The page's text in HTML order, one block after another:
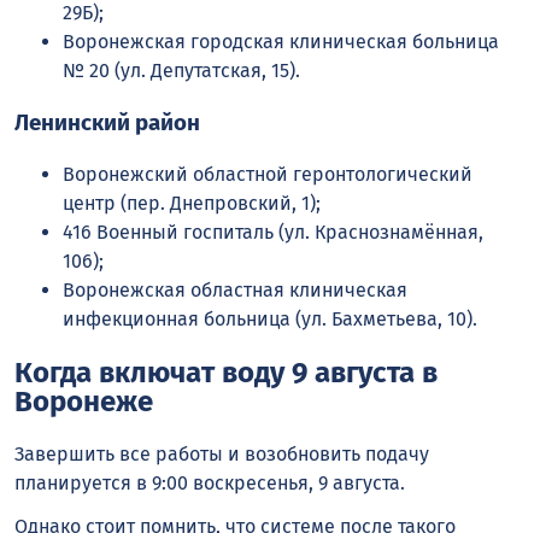
29Б);
Воронежская городская клиническая больница
№ 20 (ул. Депутатская, 15).
Ленинский район
Воронежский областной геронтологический
центр (пер. Днепровский, 1);
416 Военный госпиталь (ул. Краснознамённая,
106);
Воронежская областная клиническая
инфекционная больница (ул. Бахметьева, 10).
Когда включат воду 9 августа в
Воронеже
Завершить все работы и возобновить подачу
планируется в 9:00 воскресенья, 9 августа.
Однако стоит помнить, что системе после такого